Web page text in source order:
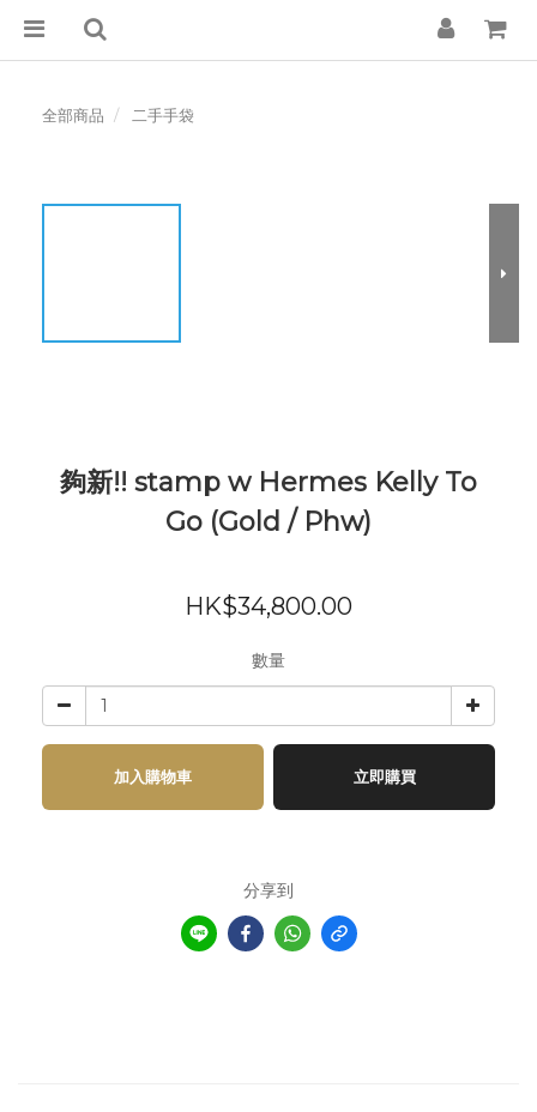
全部商品 二手手袋
夠新!! stamp w Hermes Kelly To
Go (Gold / Phw)
HK$34,800.00
數量
加入購物車 立即購買
分享到